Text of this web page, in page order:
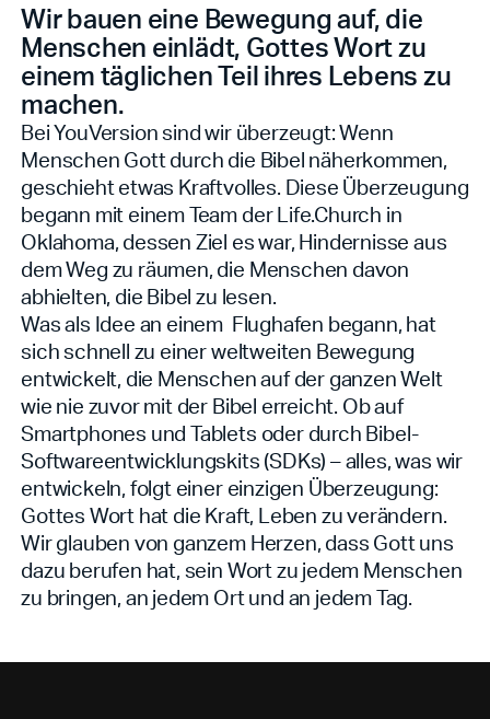
Wir bauen eine Bewegung auf, die
Menschen einlädt, Gottes Wort zu
einem täglichen Teil ihres Lebens zu
machen.
Bei YouVersion sind wir überzeugt: Wenn
Menschen Gott durch die Bibel näherkommen,
geschieht etwas Kraftvolles. Diese Überzeugung
begann mit einem Team der Life.Church in
Oklahoma, dessen Ziel es war, Hindernisse aus
dem Weg zu räumen, die Menschen davon
abhielten, die Bibel zu lesen.
Was als Idee an einem Flughafen begann, hat
sich schnell zu einer weltweiten Bewegung
entwickelt, die Menschen auf der ganzen Welt
wie nie zuvor mit der Bibel erreicht. Ob auf
Smartphones und Tablets oder durch Bibel-
Softwareentwicklungskits (SDKs) – alles, was wir
entwickeln, folgt einer einzigen Überzeugung:
Gottes Wort hat die Kraft, Leben zu verändern.
Wir glauben von ganzem Herzen, dass Gott uns
dazu berufen hat, sein Wort zu jedem Menschen
zu bringen, an jedem Ort und an jedem Tag.